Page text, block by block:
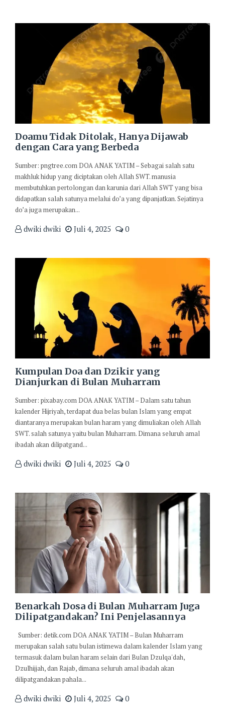
Doamu Tidak Ditolak, Hanya Dijawab
dengan Cara yang Berbeda
Sumber: pngtree.com DOA ANAK YATIM – Sebagai salah satu
makhluk hidup yang diciptakan oleh Allah SWT. manusia
membutuhkan pertolongan dan karunia dari Allah SWT yang bisa
didapatkan salah satunya melalui do’a yang dipanjatkan. Sejatinya
do’a juga merupakan...
dwiki dwiki Juli 4, 2025 0
Kumpulan Doa dan Dzikir yang
Dianjurkan di Bulan Muharram
Sumber: pixabay.com DOA ANAK YATIM – Dalam satu tahun
kalender Hijriyah, terdapat dua belas bulan Islam yang empat
diantaranya merupakan bulan haram yang dimuliakan oleh Allah
SWT. salah satunya yaitu bulan Muharram. Dimana seluruh amal
ibadah akan dilipatgand...
dwiki dwiki Juli 4, 2025 0
Benarkah Dosa di Bulan Muharram Juga
Dilipatgandakan? Ini Penjelasannya
Sumber: detik.com DOA ANAK YATIM – Bulan Muharram
merupakan salah satu bulan istimewa dalam kalender Islam yang
termasuk dalam bulan haram selain dari Bulan Dzulqa'dah,
Dzulhijjah, dan Rajab, dimana seluruh amal ibadah akan
dilipatgandakan pahala...
dwiki dwiki Juli 4, 2025 0